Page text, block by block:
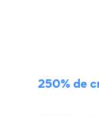
250% de